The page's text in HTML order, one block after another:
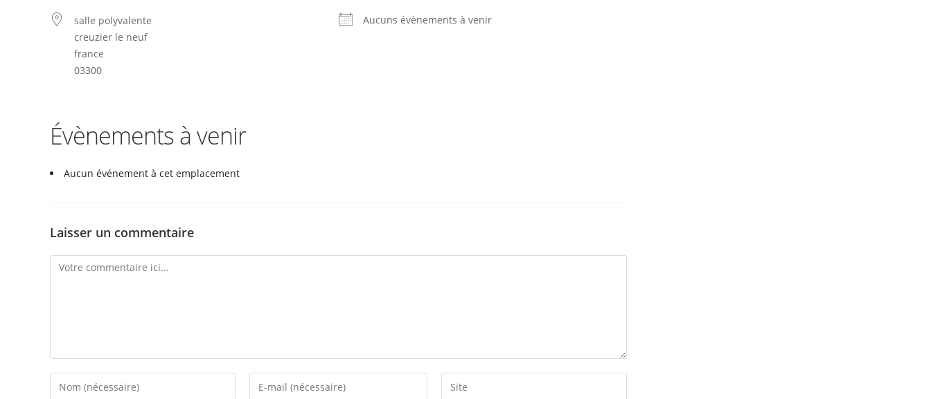
salle polyvalente
creuzier le neuf
france
03300
Aucuns évènements à venir
Évènements à venir
Aucun événement à cet emplacement
Laisser un commentaire